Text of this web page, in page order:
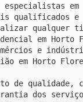
especialistas
qualificados e
qualquer
em Horto
e
em Horto
de
dos